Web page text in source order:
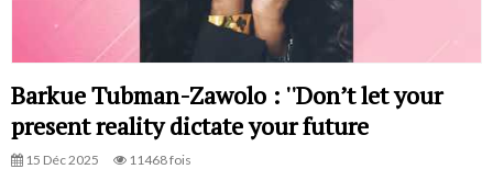
Barkue Tubman-Zawolo : ''Don’t let your
present reality dictate your future
15 Déc 2025 11468 fois